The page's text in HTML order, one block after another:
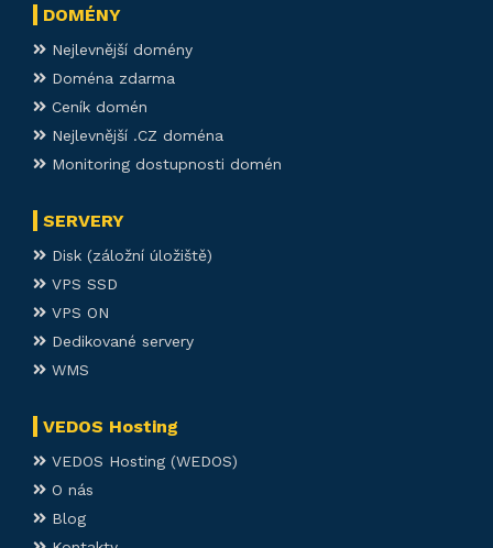
DOMÉNY
Nejlevnější domény
Doména zdarma
Ceník domén
Nejlevnější .CZ doména
Monitoring dostupnosti domén
SERVERY
Disk (záložní úložiště)
VPS SSD
VPS ON
Dedikované servery
WMS
VEDOS Hosting
VEDOS Hosting (WEDOS)
O nás
Blog